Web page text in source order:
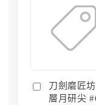
刀劍磨匠
層月研尖